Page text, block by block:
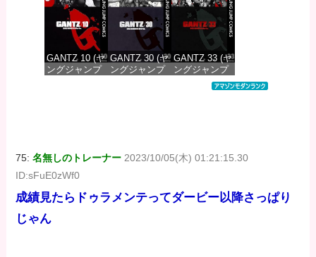
価格：¥100 価格：¥100 価格：¥100
GANTZ 10 (ヤ
ングジャンプ
GANTZ 30 (ヤ
ングジャンプ
GANTZ 33 (ヤ
ングジャンプ
コミックス
75:名無しのトレーナー 2023/10/05(木) 01:21:15.30
ID:sFuE0zWf0
成績見たらドゥラメンテってダービー以降さっぱり
じゃん